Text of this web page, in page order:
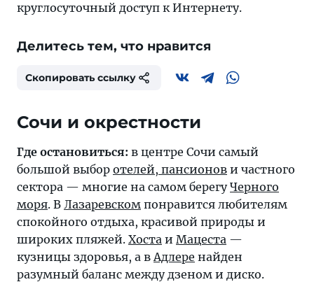
круглосуточный доступ к Интернету.
Делитесь тем, что нравится
Скопировать ссылку
Где остановиться: в центре Сочи самый
большой выбор отелей, пансионов и частного
сектора — многие на самом берегуЧерного
моря. В Лазаревском понравится любителям
спокойного отдыха, красивой природы и
широких пляжей. Хоста и Мацеста —
кузницы здоровья, а вАдлере найден
разумный баланс между дзеном и диско.